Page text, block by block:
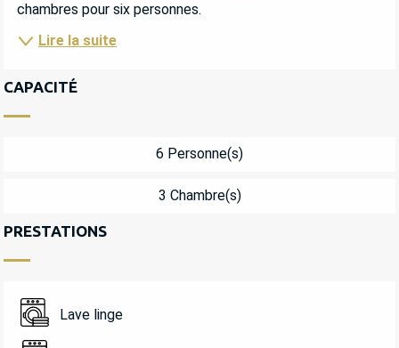
chambres pour six personnes.
Lire la suite
CAPACITÉ
6 Personne(s)
3 Chambre(s)
PRESTATIONS
Lave linge